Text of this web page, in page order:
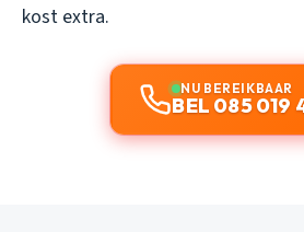
kost extra.
NU BEREIKBAAR
BEL 085 019